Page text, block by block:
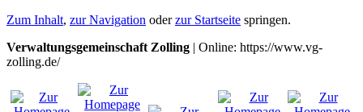
Zum Inhalt, zur Navigation oderzur Startseite springen.
Verwaltungsgemeinschaft Zolling | Online: https://www.vg-
zolling.de/